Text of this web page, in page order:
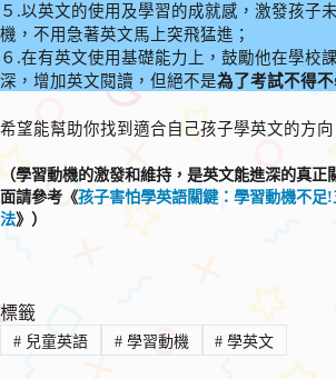
５.以英文的使用及學習的成就感，激發孩子
機，不用急著英文馬上突飛猛進；
６.在有英文使用基礎能力上，鼓勵他在學校
深，增加英文閱讀，但絕不是為了考試不得
希望能幫助你找到適合自己孩子學英文的方向
（學習動機的激發和維持，是英文能進深的真正
面請參考《孩子害怕學英語關鍵：學習動機不足
法》）
標籤
#兒童英語 #學習動機 # 學英文